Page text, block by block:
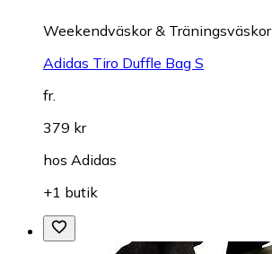
Weekendväskor & Träningsväskor
Adidas Tiro Duffle Bag S
fr.
379 kr
hos Adidas
+1 butik